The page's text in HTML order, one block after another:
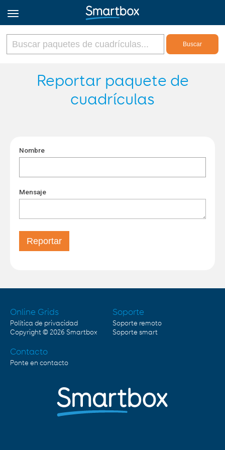
Online Grids
Iniciar sesión
Reportar paquete de
cuadrículas
Nombre
Mensaje
Online Grids
Política de privacidad
Copyright © 2026 Smartbox
Soporte
Soporte remoto
Soporte smart
Contacto
Ponte en contacto